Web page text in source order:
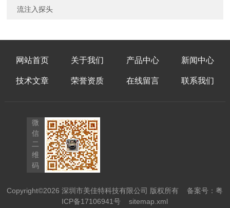
流注入探头
网站首页 关于我们 产品中心 新闻中心
技术文章 荣誉资质 在线留言 联系我们
微
信
二
维
码
Copyright©2026 深圳市美佳特科技有限公司 版权所有备案号：粤
ICP备17106941号
sitemap.xml